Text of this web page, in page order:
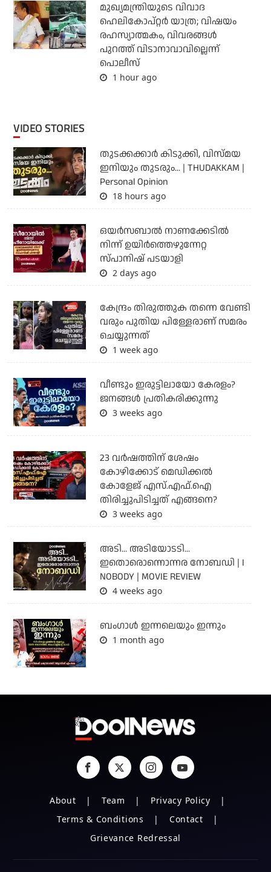
മുഖ്യമന്ത്രിയുടെ വിവാദ
ഹെലികോപ്റ്റര്‍ യാത്ര; വിഷയം
രഹസ്യാത്മകം, വിവരങ്ങള്‍
പുറത്ത് വിടാനാവാവില്ലെന്ന്
പൊലീസ്
1 hour ago
VIDEO STORIES
തുടക്കക്കാര്‍ കിടുക്കി, വിസ്മയ
ഇനിയും തുടരും... | THUDAKKAM |
Personal Opinion
18 hours ago
ഒയര്‍സബാൽ നാണക്കേടിൽ
നിന്ന് ഉയിർത്തെഴുന്നേറ്റ
സ്പാനിഷ് പടയാളി
2 days ago
കേന്ദ്രം തിരുത്തുക തന്നെ വേണ്ടി
വരും പുതിയ പിള്ളേരാണ് സമരം
ചെയ്യുന്നത്
1 week ago
വീണ്ടും ഇരുട്ടിലായോ കേരളം?
ജനങ്ങൾ പ്രതികരിക്കുന്നു
3 weeks ago
23 വർഷത്തിന് ശേഷം
കോഴിക്കോട് മെഡിക്കൽ
കോളേജ് എസ്.എഫ്.ഐ
തിരിച്ചുപിടിച്ചത് എങ്ങനെ?
3 weeks ago
അടി... അടിയോടടി...
ഇതൊരൊന്നൊന്നര നോബഡി | I
NOBODY | MOVIE REVIEW
4 weeks ago
ബംഗാള്‍ ഇന്നലെയും ഇന്നും
1 month ago
About Team
Privacy Policy
Terms & Conditions
Contact
Grievance Redressal